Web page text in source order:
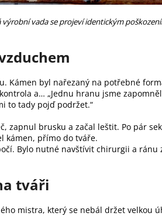
výrobní vada se projeví identickým
Kámen byl nařezaný na potřebné
a… „Jednu hranu jsme
to tady pojď podržet.“
zapnul brusku a začal leštit. Po pár
kámen, přímo do tváře.
Bylo nutné navštívit chirurgii a ránu
tváři
mistra, který se nebál držet velkou